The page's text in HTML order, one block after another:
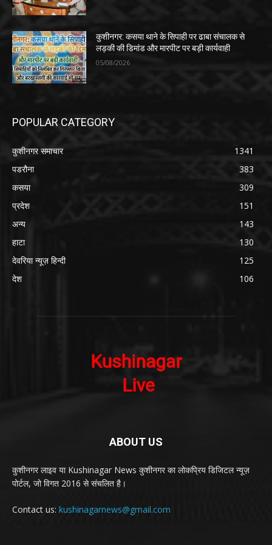
कुशीनगर: कसया थाने के सिपाही पर ढाबा संचालक से
लड़की की डिमांड और मारपीट पर बड़ी कार्यवाही
05/08/2026
POPULAR CATEGORY
कुशीनगर समाचार
1341
पडरौना
383
कसया
309
प्रदेश
151
अन्य
143
हाटा
130
देवरिया न्यूज़ हिन्दी
125
देश
106
ABOUT US
कुशीनगर लाइव या Kushinagar News कुशीनगर का लोकप्रिय डिजिटल न्यूज़
पोर्टल, जो विगत 2016 से संचलित है।
Contact us: kushinagarnews@gmail.com